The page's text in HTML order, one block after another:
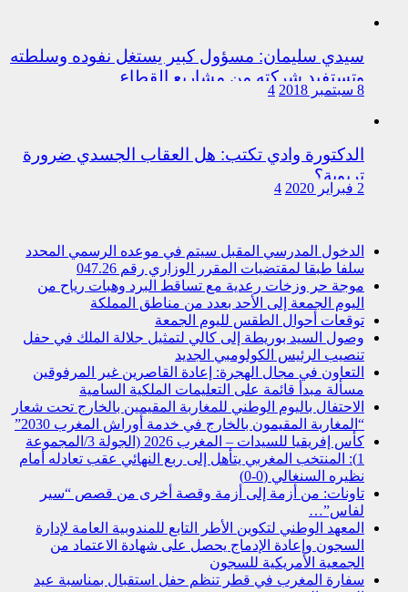
سيدي سليمان: مسؤول كبير يستغل نفوده وسلطته
وتستفيد شركته من مشاريع القطاع
8 سبتمبر 2018 4
الدكتورة وادي تكتب: هل العقاب الجسدي ضرورة
تربوية؟
2 فبراير 2020 4
الدخول المدرسي المقبل سیتم في موعده الرسمي المحدد
سلفا طبقا لمقتضیات المقرر الوزاري رقم 047.26
موجة حر وزخات رعدية مع تساقط البرد وهبات رياح من
اليوم الجمعة إلى الأحد بعدد من مناطق المملكة
توقعات أحوال الطقس لليوم الجمعة
وصول السيد بوريطة إلى كالي لتمثيل جلالة الملك في حفل
تنصيب الرئيس الكولومبي الجديد
التعاون في مجال الهجرة: إعادة القاصرين غير المرفوقين
مسألة مبدأ قائمة على التعليمات الملكية السامية
الاحتفال باليوم الوطني للمغاربة المقيمين بالخارج تحت شعار
“المغاربة المقيمون بالخارج في خدمة أوراش المغرب 2030”
كأس إفريقيا للسيدات – المغرب 2026 (الجولة 3/المجموعة
1): المنتخب المغربي يتأهل إلى ربع النهائي عقب تعادله أمام
نظيره السنغالي (0-0)
تاونات: من أزمة إلى أزمة وقصة أخرى من قصص “سير
لفاس”…
المعهد الوطني لتكوين الأطر التابع للمندوبية العامة لإدارة
السجون وإعادة الإدماج يحصل على شهادة الاعتماد من
الجمعية الأمريكية للسجون
سفارة المغرب في قطر تنظم حفل استقبال بمناسبة عيد